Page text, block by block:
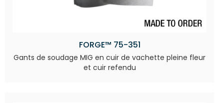
FORGE™ 75-351
Gants de soudage MIG en cuir de vachette pleine fleur
et cuir refendu